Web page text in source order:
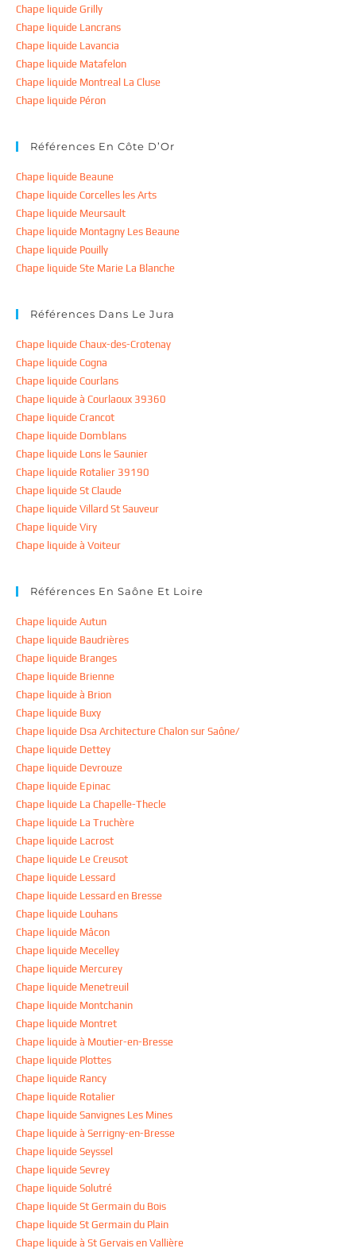
Chape liquide Grilly
Chape liquide Lancrans
Chape liquide Lavancia
Chape liquide Matafelon
Chape liquide Montreal La Cluse
Chape liquide Péron
Références En Côte D’Or
Chape liquide Beaune
Chape liquide Corcelles les Arts
Chape liquide Meursault
Chape liquide Montagny Les Beaune
Chape liquide Pouilly
Chape liquide Ste Marie La Blanche
Références Dans Le Jura
Chape liquide Chaux-des-Crotenay
Chape liquide Cogna
Chape liquide Courlans
Chape liquide à Courlaoux 39360
Chape liquide Crancot
Chape liquide Domblans
Chape liquide Lons le Saunier
Chape liquide Rotalier 39190
Chape liquide St Claude
Chape liquide Villard St Sauveur
Chape liquide Viry
Chape liquide à Voiteur
Références En Saône Et Loire
Chape liquide Autun
Chape liquide Baudrières
Chape liquide Branges
Chape liquide Brienne
Chape liquide à Brion
Chape liquide Buxy
Chape liquide Dsa Architecture Chalon sur Saône/
Chape liquide Dettey
Chape liquide Devrouze
Chape liquide Epinac
Chape liquide La Chapelle-Thecle
Chape liquide La Truchère
Chape liquide Lacrost
Chape liquide Le Creusot
Chape liquide Lessard
Chape liquide Lessard en Bresse
Chape liquide Louhans
Chape liquide Mâcon
Chape liquide Mecelley
Chape liquide Mercurey
Chape liquide Menetreuil
Chape liquide Montchanin
Chape liquide Montret
Chape liquide à Moutier-en-Bresse
Chape liquide Plottes
Chape liquide Rancy
Chape liquide Rotalier
Chape liquide Sanvignes Les Mines
Chape liquide à Serrigny-en-Bresse
Chape liquide Seyssel
Chape liquide Sevrey
Chape liquide Solutré
Chape liquide St Germain du Bois
Chape liquide St Germain du Plain
Chape liquide à St Gervais en Vallière